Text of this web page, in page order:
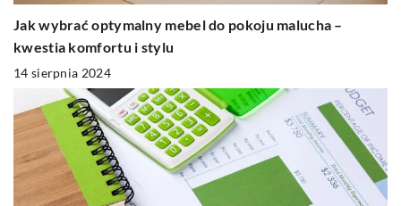
Jak wybrać optymalny mebel do pokoju malucha –
kwestia komfortu i stylu
14 sierpnia 2024